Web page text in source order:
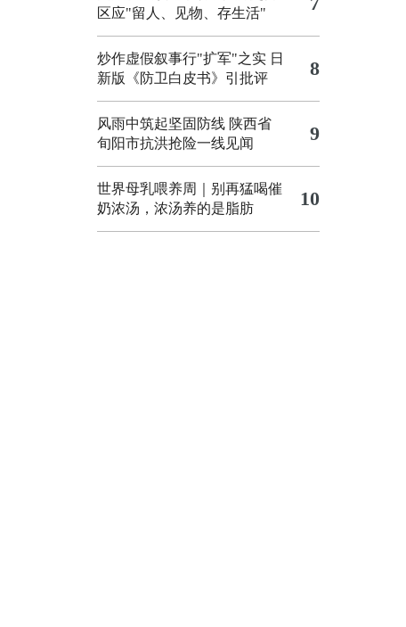
区应"留人、见物、存生活"
炒作虚假叙事行"扩军"之实 日
新版《防卫白皮书》引批评
8
风雨中筑起坚固防线 陕西省
旬阳市抗洪抢险一线见闻
9
世界母乳喂养周｜别再猛喝催
奶浓汤，浓汤养的是脂肪
10